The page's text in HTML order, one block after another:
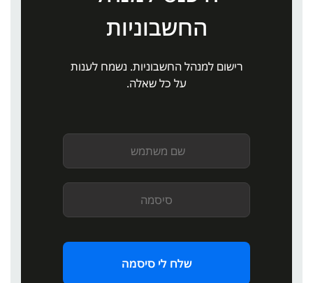
החשבוניות
רישום למנהל החשבוניות. נשמח לענות
על כל שאלה.
שלח לי סיסמה